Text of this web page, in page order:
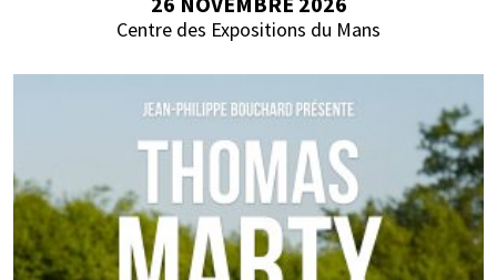
Centre des Expositions du Mans